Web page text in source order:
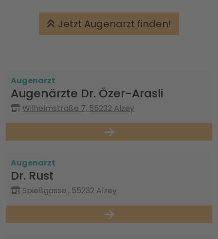
Jetzt Augenarzt finden!
Augenarzt
Augenärzte Dr. Özer-Arasli
Wilhelmstraße 7, 55232 Alzey
Augenarzt
Dr. Rust
Spießgasse , 55232 Alzey